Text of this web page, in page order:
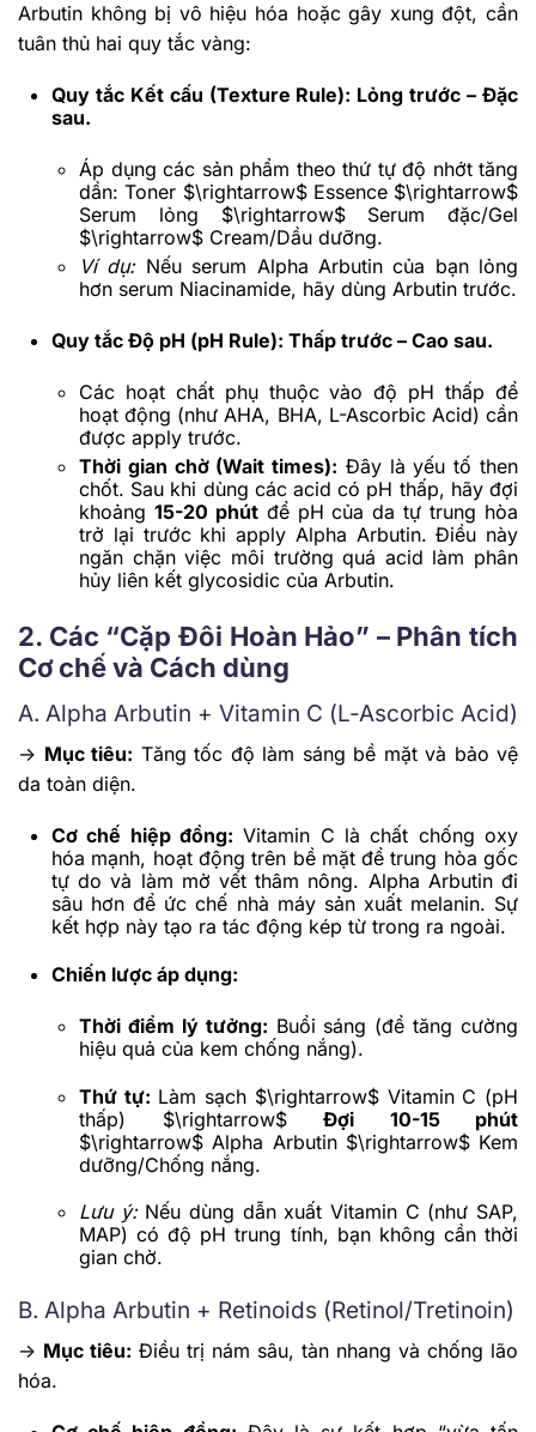
Arbutin không bị vô hiệu hóa hoặc gây xung đột, cần
tuân thủ hai quy tắc vàng:
Quy tắc Kết cấu (Texture Rule): Lỏng trước – Đặc
sau.
Áp dụng các sản phẩm theo thứ tự độ nhớt tăng
dần: Toner $\rightarrow$Essence $\rightarrow$
Serum lỏng $\rightarrow$Serum đặc/Gel
$\rightarrow$ Cream/Dầu dưỡng.
Ví dụ:Nếu serum Alpha Arbutin của bạn lỏng
hơn serum Niacinamide, hãy dùng Arbutin trước.
Quy tắc Độ pH (pH Rule): Thấp trước – Cao sau.
Các hoạt chất phụ thuộc vào độ pH thấp để
hoạt động (như AHA, BHA, L-Ascorbic Acid) cần
được apply trước.
Thời gian chờ (Wait times): Đây là yếu tố then
chốt. Sau khi dùng các acid có pH thấp, hãy đợi
khoảng 15-20 phútđể pH của da tự trung hòa
trở lại trước khi apply Alpha Arbutin. Điều này
ngăn chặn việc môi trường quá acid làm phân
hủy liên kết glycosidic của Arbutin.
2. Các “Cặp Đôi Hoàn Hảo” – Phân tích
Cơ chế và Cách dùng
A. Alpha Arbutin + Vitamin C (L-Ascorbic Acid)
-> Mục tiêu: Tăng tốc độ làm sáng bề mặt và bảo vệ
da toàn diện.
Cơ chế hiệp đồng: Vitamin C là chất chống oxy
hóa mạnh, hoạt động trên bề mặt để trung hòa gốc
tự do và làm mờ vết thâm nông. Alpha Arbutin đi
sâu hơn để ức chế nhà máy sản xuất melanin. Sự
kết hợp này tạo ra tác động kép từ trong ra ngoài.
Chiến lược áp dụng:
Thời điểm lý tưởng: Buổi sáng (để tăng cường
hiệu quả của kem chống nắng).
Thứ tự: Làm sạch $\rightarrow$Vitamin C (pH
thấp) $\rightarrow$
Đợi 10-15 phút
$\rightarrow$ Alpha Arbutin $\rightarrow$Kem
dưỡng/Chống nắng.
Lưu ý:Nếu dùng dẫn xuất Vitamin C (như SAP,
MAP) có độ pH trung tính, bạn không cần thời
gian chờ.
B. Alpha Arbutin + Retinoids (Retinol/Tretinoin)
-> Mục tiêu: Điều trị nám sâu, tàn nhang và chống lão
hóa.